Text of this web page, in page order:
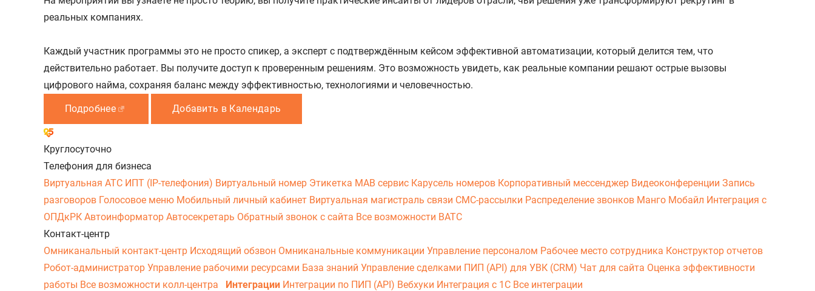
реальных компаниях.
Каждый участник программы это не просто спикер, а эксперт с подтверждённым кейсом эффективной автоматизации, который делится тем, что
действительно работает. Вы получите доступ к проверенным решениям. Это возможность увидеть, как реальные компании решают острые вызовы
цифрового найма, сохраняя баланс между эффективностью, технологиями и человечностью.
Подробнее Добавить в Календарь
Круглосуточно
Телефония для бизнеса
Виртуальная АТС ИПТ (IP-телефония) Виртуальный номер Этикетка МАВ сервис Карусель номеров Корпоративный мессенджер Видеоконференции Запись
разговоров Голосовое меню Мобильный личный кабинет Виртуальная магистраль связи СМС-рассылки Распределение звонков Манго Мобайл Интеграция с
ОПДкРК Автоинформатор Автосекретарь Обратный звонок с сайта Все возможности ВАТС
Контакт-центр
Омниканальный контакт-центр Исходящий обзвон Омниканальные коммуникации Управление персоналом Рабочее место сотрудника Конструктор отчетов
Робот-администратор Управление рабочими ресурсами База знаний Управление сделками ПИП (API) для УВК (CRM) Чат для сайта Оценка эффективности
работы Все возможности колл-центра Интеграции Интеграции по ПИП (API) Вебхуки Интеграция с 1С Все интеграции